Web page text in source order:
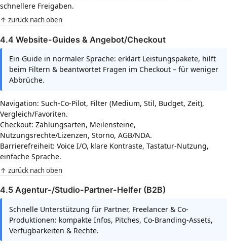
schnellere Freigaben.
↑ zurück nach oben
4.4 Website-Guides & Angebot/Checkout
Ein Guide in normaler Sprache: erklärt Leistungspakete, hilft
beim Filtern & beantwortet Fragen im Checkout – für weniger
Abbrüche.
Navigation: Such-Co-Pilot, Filter (Medium, Stil, Budget, Zeit),
Vergleich/Favoriten.
Checkout: Zahlungsarten, Meilensteine,
Nutzungsrechte/Lizenzen, Storno, AGB/NDA.
Barrierefreiheit: Voice I/O, klare Kontraste, Tastatur-Nutzung,
einfache Sprache.
↑ zurück nach oben
4.5 Agentur-/Studio-Partner-Helfer (B2B)
Schnelle Unterstützung für Partner, Freelancer & Co-
Produktionen: kompakte Infos, Pitches, Co-Branding-Assets,
Verfügbarkeiten & Rechte.